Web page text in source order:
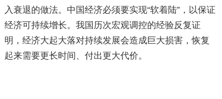
入衰退的做法。中国经济必须要实现“软着陆”，以保证
经济可持续增长。我国历次宏观调控的经验反复证
明，经济大起大落对持续发展会造成巨大损害，恢复
起来需要更长时间、付出更大代价。